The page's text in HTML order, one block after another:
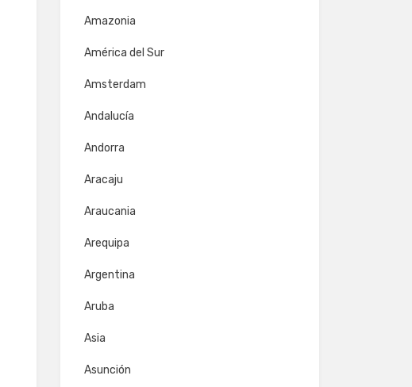
Amazonia
América del Sur
Amsterdam
Andalucía
Andorra
Aracaju
Araucania
Arequipa
Argentina
Aruba
Asia
Asunción